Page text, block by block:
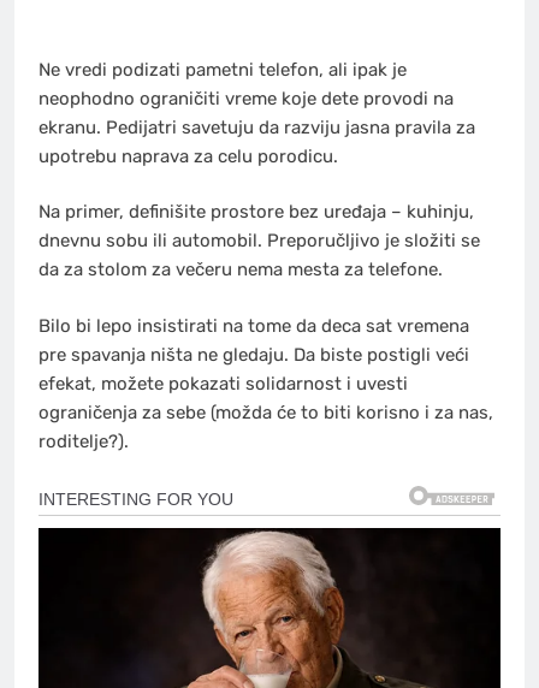
Ne vredi podizati pametni telefon, ali ipak je
neophodno ograničiti vreme koje dete provodi na
ekranu. Pedijatri savetuju da razviju jasna pravila za
upotrebu naprava za celu porodicu.
Na primer, definišite prostore bez uređaja – kuhinju,
dnevnu sobu ili automobil. Preporučljivo je složiti se
da za stolom za večeru nema mesta za telefone.
Bilo bi lepo insistirati na tome da deca sat vremena
pre spavanja ništa ne gledaju. Da biste postigli veći
efekat, možete pokazati solidarnost i uvesti
ograničenja za sebe (možda će to biti korisno i za nas,
roditelje?).